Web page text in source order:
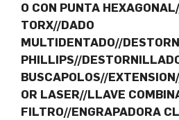
O CON PUNTA
TORX//DADO
MULTIDENTADO//
PHILLIPS//
BUSCAPOLOS//
OR LASER//LLAVE
FILTRO//ENGRAPADORA